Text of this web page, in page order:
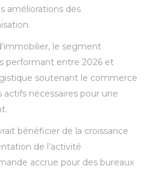
améliorations des
le segment
performant entre 2026 et
soutenant le commerce
nécessaires pour une
bénéficier de la croissance
de l’activité
accrue pour des bureaux